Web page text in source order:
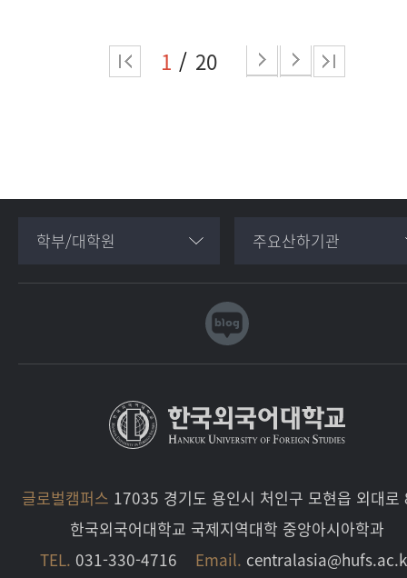
1 20
학부/대학원 주요산하기관
글로벌캠퍼스 17035 경기도 용인시 처인구 모현읍 외대
한국외국어대학교 국제지역대학 중앙아시아학과
TEL. 031-330-4716 Email.